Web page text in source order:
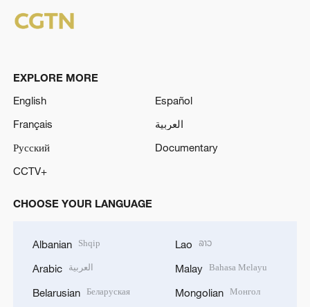
EXPLORE MORE
English
Español
Français
العربية
Русский
Documentary
CCTV+
CHOOSE YOUR LANGUAGE
Albanian Shqip
Arabic العربية
Belarusian Беларуская
Lao ລາວ
Malay Bahasa Melayu
Mongolian Монгол